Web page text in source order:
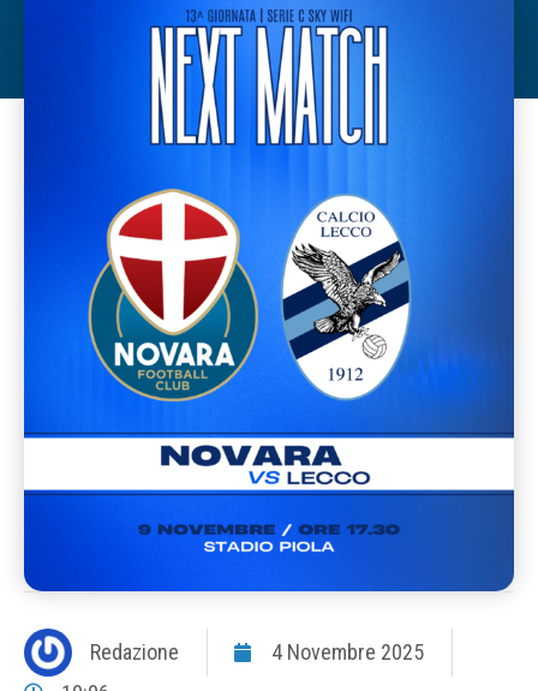
Redazione
4 Novembre 2025